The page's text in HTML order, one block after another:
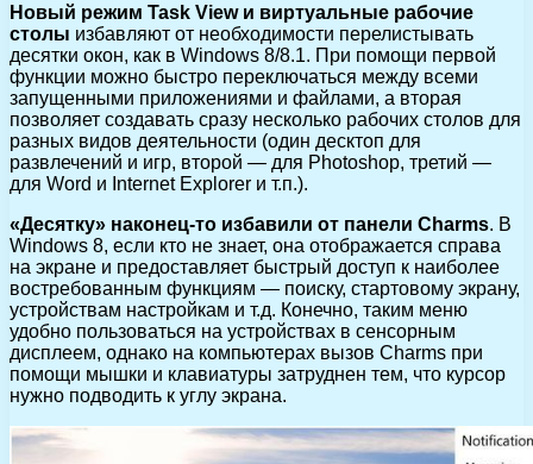
Новый режим Task View и виртуальные рабочие
столы избавляют от необходимости перелистывать
десятки окон, как в Windows 8/8.1. При помощи первой
функции можно быстро переключаться между всеми
запущенными приложениями и файлами, а вторая
позволяет создавать сразу несколько рабочих столов для
разных видов деятельности (один десктоп для
развлечений и игр, второй — для Photoshop, третий —
для Word и Internet Explorer и т.п.).
«Десятку» наконец-то избавили от панели Charms. В
Windows 8, если кто не знает, она отображается справа
на экране и предоставляет быстрый доступ к наиболее
востребованным функциям — поиску, стартовому экрану,
устройствам настройкам и т.д. Конечно, таким меню
удобно пользоваться на устройствах в сенсорным
дисплеем, однако на компьютерах вызов Charms при
помощи мышки и клавиатуры затруднен тем, что курсор
нужно подводить к углу экрана.